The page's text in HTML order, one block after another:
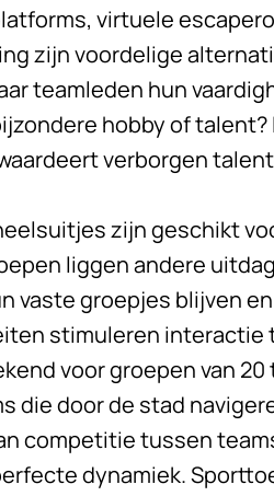
virtuele
zijn voordelige
teamleden hun
hobby of
verborgen
zijn geschikt
liggen andere
vaste groepjes blijven
stimuleren interactie
voor groepen van
die door de stad
competitie tussen
dynamiek.